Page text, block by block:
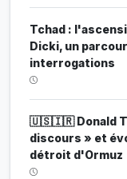
Tchad :
Dicki, un
interrogations
🇺🇸🇮🇷 Donald
discours » et
détroit d'Ormuz